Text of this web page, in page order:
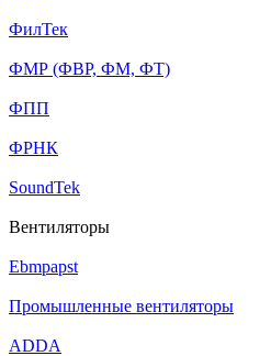
ФилТек
ФМР (ФВР, ФМ, ФТ)
ФПП
ФРНК
SoundTek
Вентиляторы
Ebmpapst
Промышленные вентиляторы
ADDA